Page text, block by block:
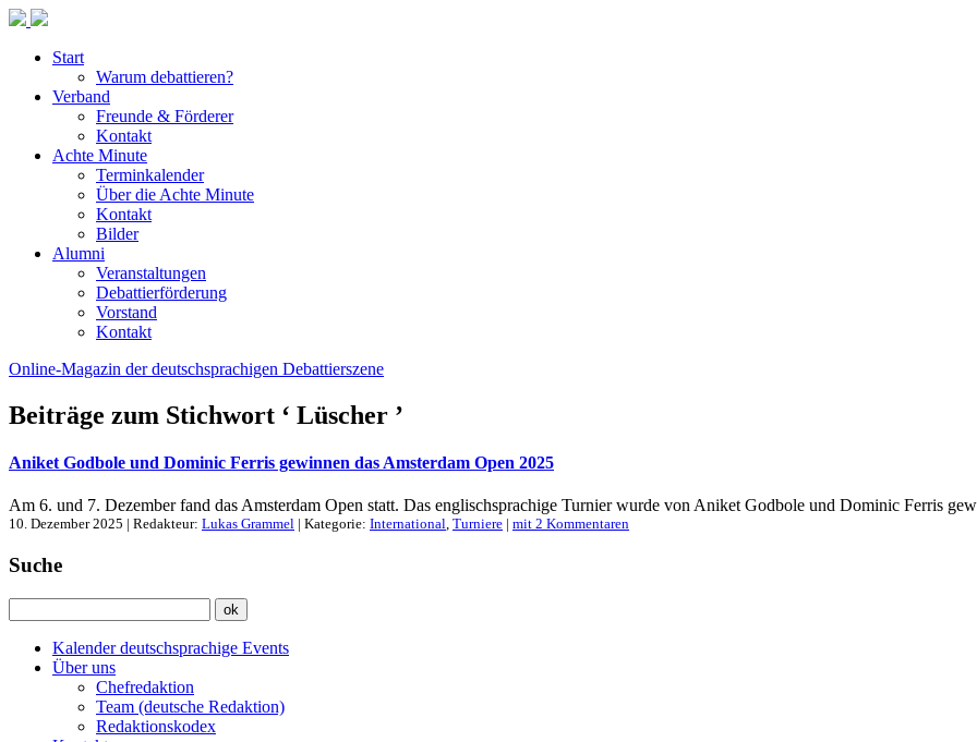
Start
Warum debattieren?
Verband
Freunde & Förderer
Kontakt
Achte Minute
Terminkalender
Über die Achte Minute
Kontakt
Bilder
Alumni
Veranstaltungen
Debattierförderung
Vorstand
Kontakt
Online-Magazin der deutschsprachigen Debattierszene
Beiträge zum Stichwort ‘ Lüscher ’
Aniket Godbole und Dominic Ferris gewinnen das Amsterdam Open 2025
Am 6. und 7. Dezember fand das Amsterdam Open statt. Das englischsprachige Turnier wurde von Aniket Godbole und Dominic Ferris
10. Dezember 2025 | Redakteur: Lukas Grammel | Kategorie: International, Turniere | mit 2 Kommentaren
Suche
Kalender deutschsprachige Events
Über uns
Chefredaktion
Team (deutsche Redaktion)
Redaktionskodex